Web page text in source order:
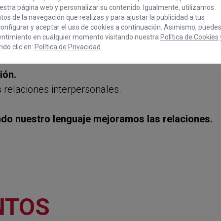
en el contexto actual, tiempos de
interpersonales.
nuestro lenguaje mejoramos las relaciones.
página web y personalizar su contenido. Igualmente, utilizamos
de la navegación que realizas y para ajustar la publicidad a tus
y aceptar el uso de cookies a continuación. Asimismo, puedes
en cualquier momento visitando nuestra Política de Cookies
clic en: Política de Privacidad